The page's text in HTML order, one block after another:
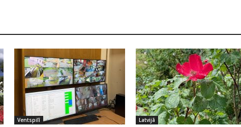
Ventspilī Latvijā